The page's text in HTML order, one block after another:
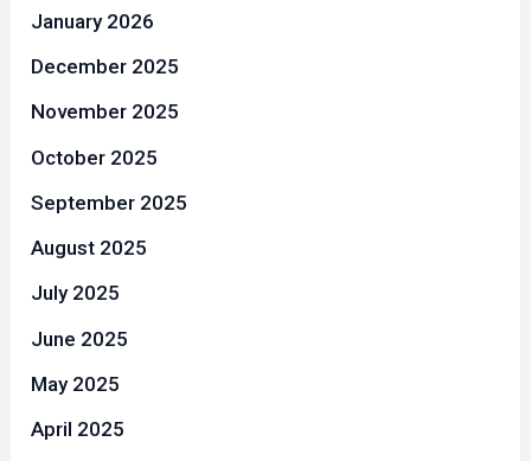
January 2026
December 2025
November 2025
October 2025
September 2025
August 2025
July 2025
June 2025
May 2025
April 2025